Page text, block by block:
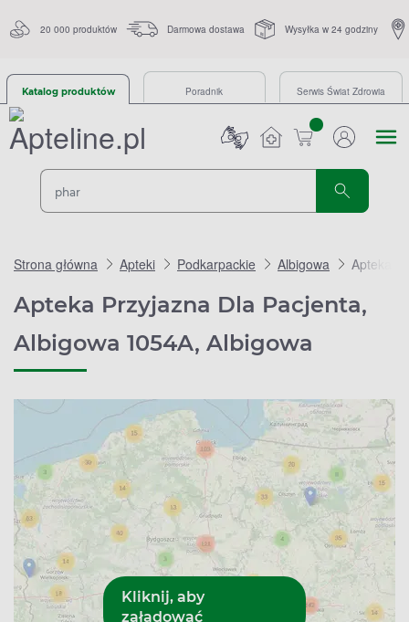
20 000 produktów Darmowa dostawa Wysyłka w 24 godziny
Katalog produktów Poradnik Serwis Świat Zdrowia
sztuk
Strona główna Apteki Podkarpackie Albigowa Apteka
Apteka Przyjazna Dla Pacjenta,
Albigowa 1054A, Albigowa